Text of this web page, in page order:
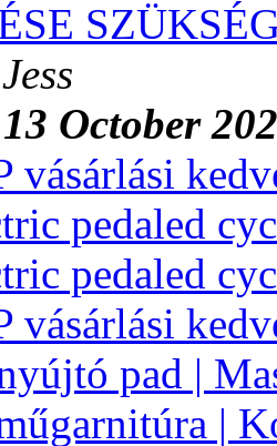
Jess
October
vásárlási
pedaled
pedaled
vásárlási
pad |
|